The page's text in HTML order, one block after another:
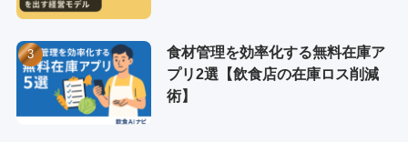
食材管理を効率化する無料在庫ア
プリ2選【飲食店の在庫ロス削減
術】